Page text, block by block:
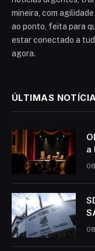
mineira, com
ao ponto, feita para
estar conectado a
agora.
ÚLTIMAS
a